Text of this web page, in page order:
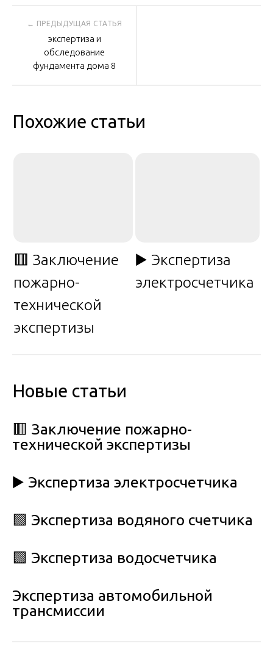
Навигация
по
экспертиза и
обследование
фундамента дома 8
Похожие статьи
🟥 Заключение
пожарно-
технической
экспертизы
▶️ Экспертиза
электросчетчика
Новые статьи
🟥 Заключение пожарно-
технической экспертизы
▶️ Экспертиза электросчетчика
🟩 Экспертиза водяного счетчика
🟩 Экспертиза водосчетчика
Экспертиза автомобильной
трансмиссии